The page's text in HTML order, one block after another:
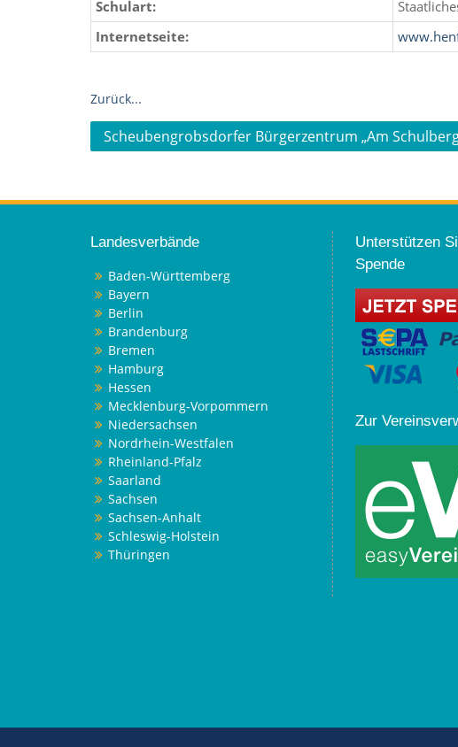
Schulart:
Internetseite:
Zurück...
Beitragsnavigation
Scheubengrobsdorfer Bürgerzentrum „Am
Landesverbände
Baden-Württemberg
Bayern
Berlin
Brandenburg
Bremen
Hamburg
Hessen
Mecklenburg-Vorpommern
Niedersachsen
Nordrhein-Westfalen
Rheinland-Pfalz
Saarland
Sachsen
Sachsen-Anhalt
Schleswig-Holstein
Thüringen
Unterstützen
Spende
Zur